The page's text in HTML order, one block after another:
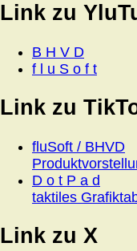
Link zu
B H V D
f l u S o f t
Link zu
fluSoft / BHVD
D o t P a d
taktiles
Link zu X